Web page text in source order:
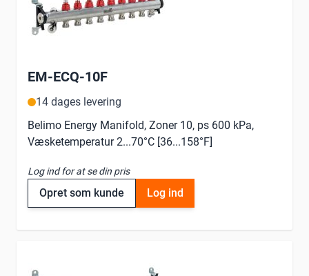
EM-ECQ-10F
14 dages levering
Belimo Energy Manifold, Zoner 10, ps 600 kPa,
Væsketemperatur 2...70°C [36...158°F]
Log ind for at se din pris
Opret som kunde Log ind